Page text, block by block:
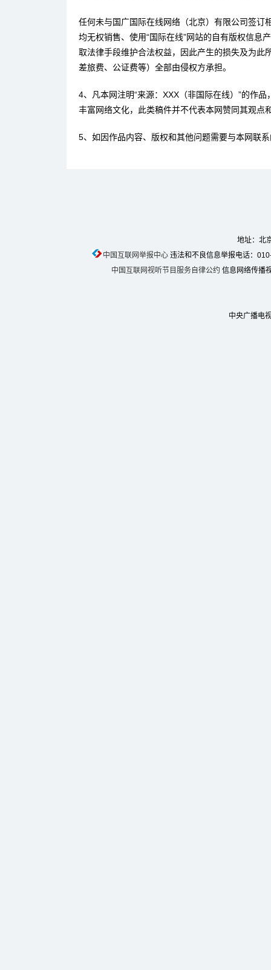
任何未与国广国际在线网络（北京）有限公司签订
均无权销售、使用“国际在线”网站的自有版权信息
取法律手段维护合法权益，因此产生的损失及为此
差旅费、公证费等）全部由侵权方承担。
4、凡本网注明“来源：XXX（非国际在线）”的作
丰富网络文化，此类稿件并不代表本网赞同其观点
5、如因作品内容、版权和其他问题需要与本网联
地址：北
中国互联网举报中心违法和不良信息举报电话：
中国互联网视听节目服务自律公约 信息网络传播
中央广播电